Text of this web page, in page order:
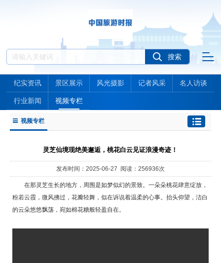
纪实资讯 景区展示 风光摄影 记者风采 名人访谈
行业新闻 视频专栏
视频专栏
灵芝仙境现绝美邂逅，桃花白云见证浪漫奇迹！
发布时间：2025-06-27 阅读：256936次
在那灵芝生长的地方，周围是如梦似幻的景致。一朵朵桃花肆意绽放，
粉若云霞，微风拂过，花瓣轻舞，似在诉说着温柔的心事。抬头仰望，洁白
的云朵悠悠飘荡，宛如棉花糖般轻盈自在。